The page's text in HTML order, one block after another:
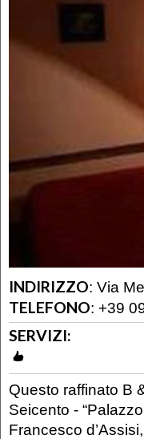
INDIRIZZO: Via
TELEFONO: +39
SERVIZI:
Questo raffinato B
Seicento -
Francesco